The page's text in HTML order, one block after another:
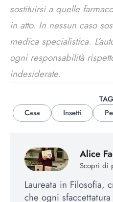
sostituirsi a quelle
in atto. In nessun caso
medica specialistica.
ogni responsabilità
indesiderate.
Casa
Insetti
Alice
Scopri di
Laureata in Filosofia,
che ogni